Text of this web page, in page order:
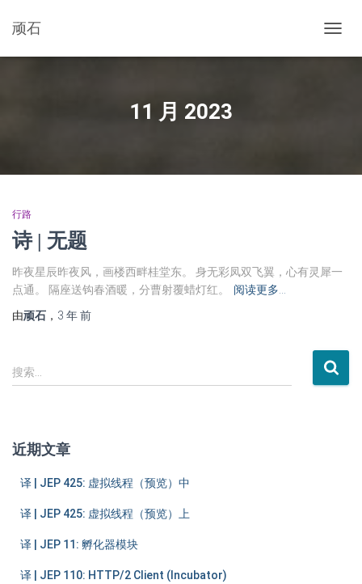
顽石
换
11 月 2023
行路
诗 | 无题
昨夜星辰昨夜风，画楼西畔桂堂东。 身无彩凤双飞翼，心有灵犀一
点通。 隔座送钩春酒暖，分曹射覆蜡灯红。
阅读更多…
由顽石 ， 3 年前
搜
索
搜索…
近期文章
译 | JEP 425: 虚拟线程（预览）中
译 | JEP 425: 虚拟线程（预览）上
译 | JEP 11: 孵化器模块
译 | JEP 110: HTTP/2 Client (Incubator)